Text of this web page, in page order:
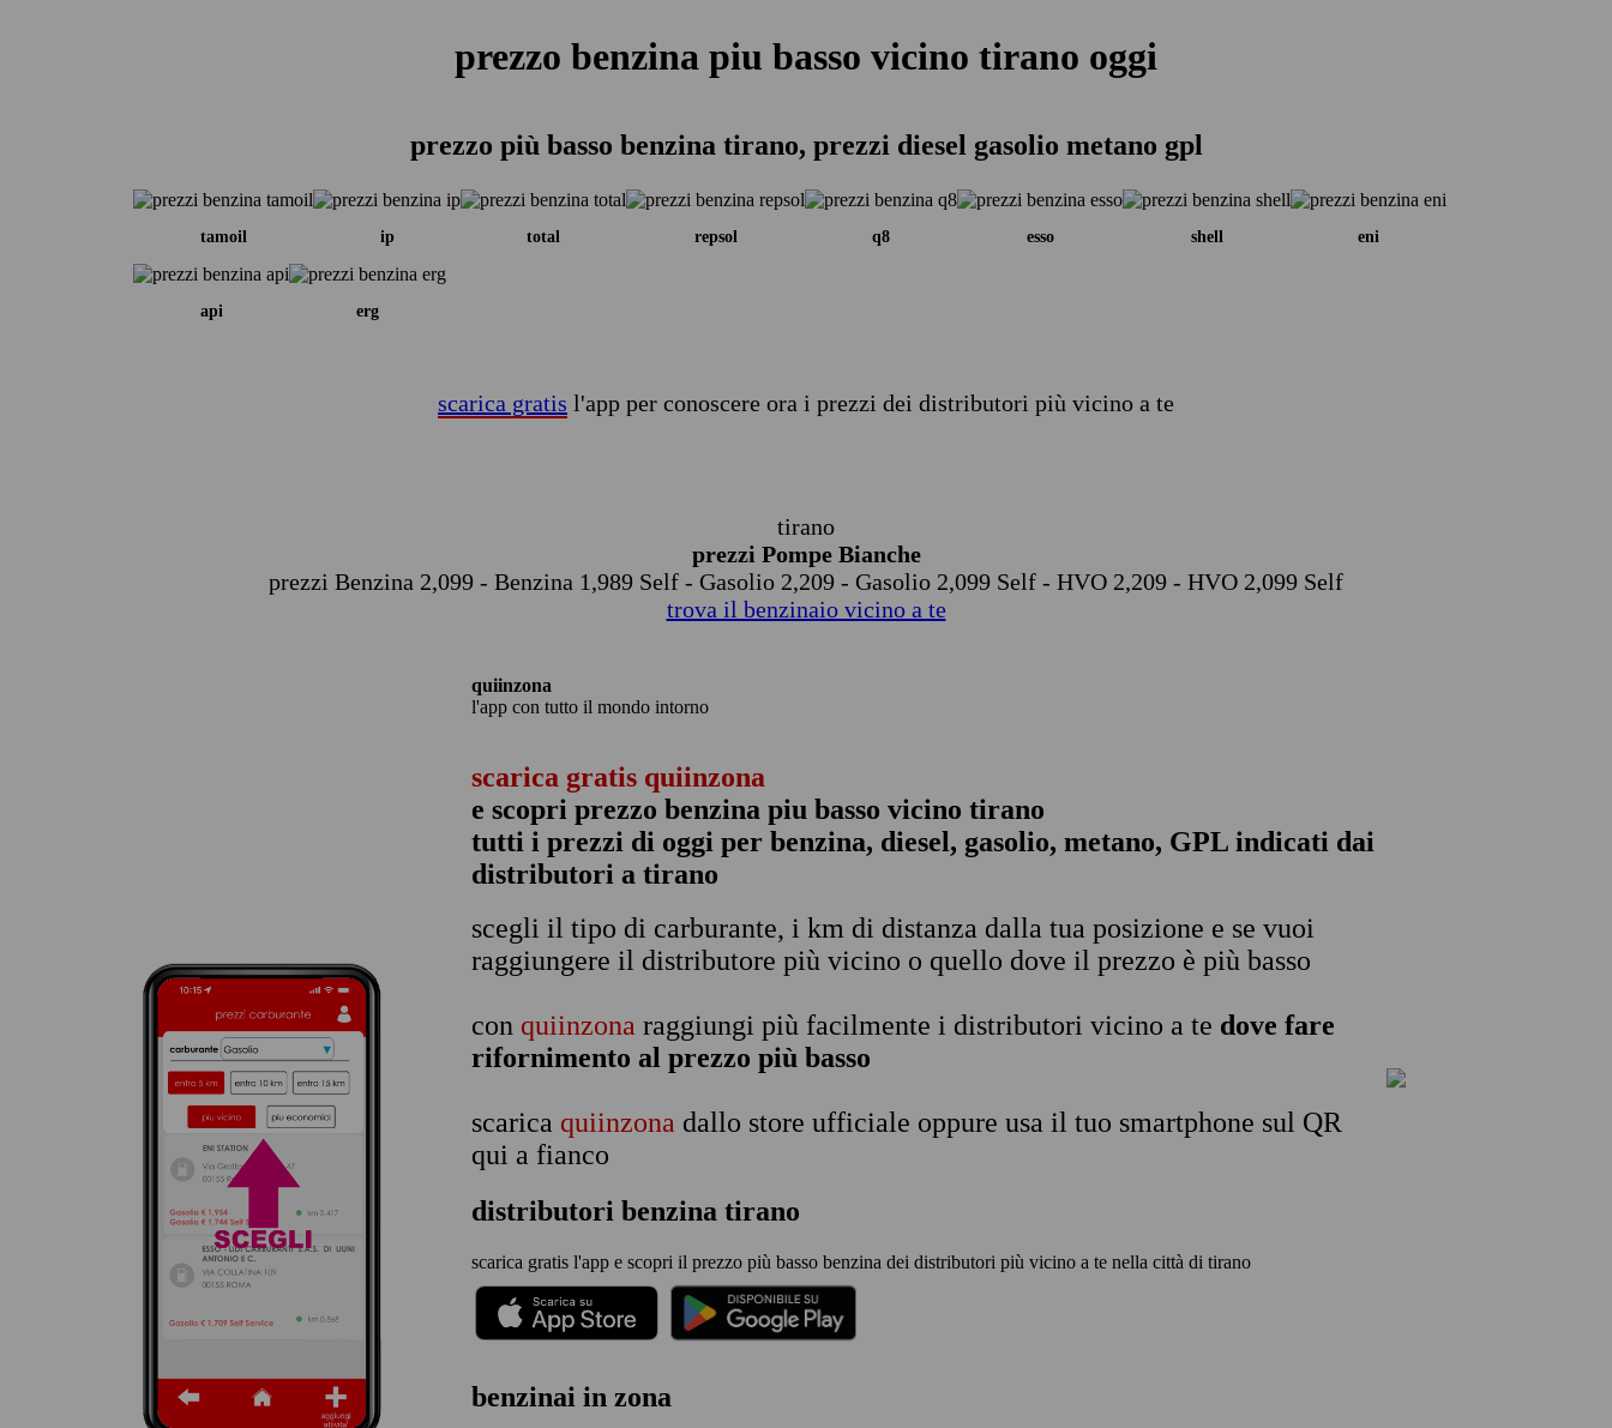
prezzo benzina piu basso vicino tirano oggi
prezzo più basso benzina tirano, prezzi diesel gasolio metano gpl
tamoil ip total repsol q8 esso shell eni
api erg
scarica gratis l'app per conoscere ora i prezzi dei distributori più vicino a te
tirano
prezzi Pompe Bianche
prezzi Benzina 2,099 - Benzina 1,989 Self - Gasolio 2,209 - Gasolio 2,099 Self - HVO 2,209 - HVO 2,099 Self
trova il benzinaio vicino a te
quiinzona
l'app con tutto il mondo intorno
scarica gratis quiinzona
e scopri prezzo benzina piu basso vicino tirano
tutti i prezzi di oggi per benzina, diesel, gasolio, metano, GPL indicati dai
distributori a tirano
scegli il tipo di carburante, i km di distanza dalla tua posizione e se vuoi
raggiungere il distributore più vicino o quello dove il prezzo è più basso
con quiinzona raggiungi più facilmente i distributori vicino a te dove fare
rifornimento al prezzo più basso
scarica quiinzona dallo store ufficiale oppure usa il tuo smartphone sul QR
qui a fianco
distributori benzina tirano
scarica gratis l'app e scopri il prezzo più basso benzina dei distributori più vicino a te nella città di tirano
benzinai in zona